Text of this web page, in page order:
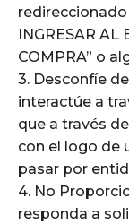
INGRESAR
COMPRA” o
3. Desconfíe
interactúe a
que a través
con el logo de
pasar por
4. No
responda a